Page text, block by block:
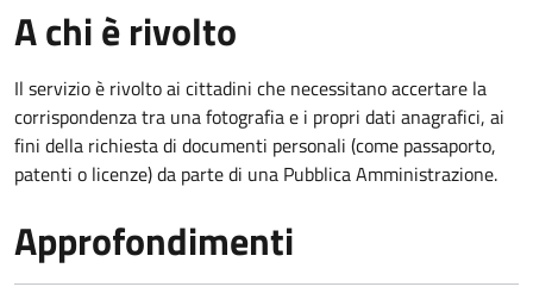
A chi è rivolto
Il servizio è rivolto ai cittadini che necessitano accertare la
corrispondenza tra una fotografia e i propri dati anagrafici, ai
fini della richiesta di documenti personali (come passaporto,
patenti o licenze) da parte di una Pubblica Amministrazione.
Approfondimenti